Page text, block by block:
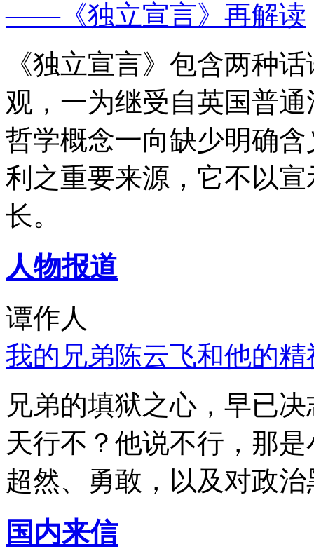
——《独立宣言》再解读
《独立宣言》包含两种
观，一为继受自英国普
哲学概念一向缺少明确
利之重要来源，它不以
长。
人物报道
谭作人
我的兄弟陈云飞和他的
兄弟的填狱之心，早已
天行不？他说不行，那
超然、勇敢，以及对政
国内来信